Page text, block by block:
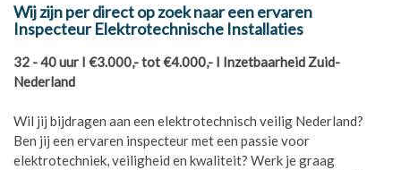
Wij zijn per direct op zoek naar een ervaren
Inspecteur Elektrotechnische Installaties
32 - 40 uur I €3.000,- tot €4.000,- I Inzetbaarheid Zuid-
Nederland
Wil jij bijdragen aan een elektrotechnisch veilig Nederland?
Ben jij een ervaren inspecteur met een passie voor
elektrotechniek, veiligheid en kwaliteit? Werk je graag